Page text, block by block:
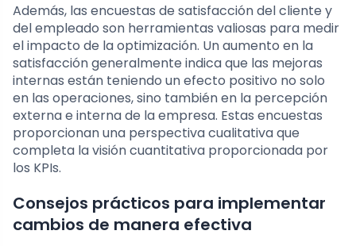
Además, las encuestas de satisfacción del cliente y
del empleado son herramientas valiosas para medir
el impacto de la optimización. Un aumento en la
satisfacción generalmente indica que las mejoras
internas están teniendo un efecto positivo no solo
en las operaciones, sino también en la percepción
externa e interna de la empresa. Estas encuestas
proporcionan una perspectiva cualitativa que
completa la visión cuantitativa proporcionada por
los KPIs.
Consejos prácticos para implementar
cambios de manera efectiva